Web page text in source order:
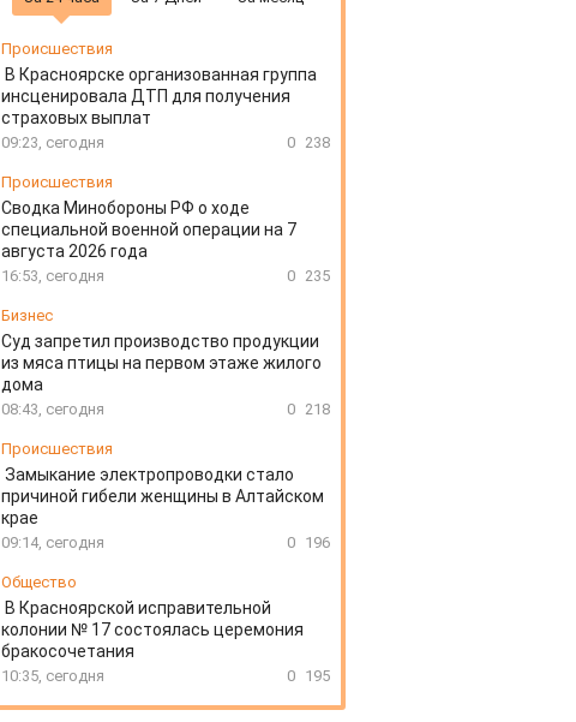
Происшествия
В Красноярске организованная группа
инсценировала ДТП для получения
страховых выплат
09:23, сегодня 0 238
Происшествия
Сводка Минобороны РФ о ходе
специальной военной операции на 7
августа 2026 года
16:53, сегодня 0 235
Бизнес
Суд запретил производство продукции
из мяса птицы на первом этаже жилого
дома
08:43, сегодня 0 218
Происшествия
Замыкание электропроводки стало
причиной гибели женщины в Алтайском
крае
09:14, сегодня 0 196
Общество
В Красноярской исправительной
колонии № 17 состоялась церемония
бракосочетания
10:35, сегодня 0 195